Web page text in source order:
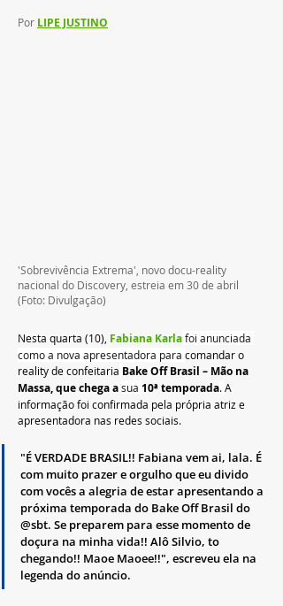
Por LIPE JUSTINO
'Sobrevivência Extrema', novo docu-reality
nacional do Discovery, estreia em 30 de abril
(Foto: Divulgação)
Nesta quarta (10), Fabiana Karla foi anunciada
como a nova apresentadora para comandar o
reality de confeitaria Bake Off Brasil – Mão na
Massa, que chega a sua 10ª temporada. A
informação foi confirmada pela própria atriz e
apresentadora nas redes sociais.
"É VERDADE BRASIL!! Fabiana vem ai, lala. É
com muito prazer e orgulho que eu divido
com vocês a alegria de estar apresentando a
próxima temporada do Bake Off Brasil do
@sbt. Se preparem para esse momento de
doçura na minha vida!! Alô Silvio, to
chegando!! Maoe Maoee!!", escreveu ela na
legenda do anúncio.